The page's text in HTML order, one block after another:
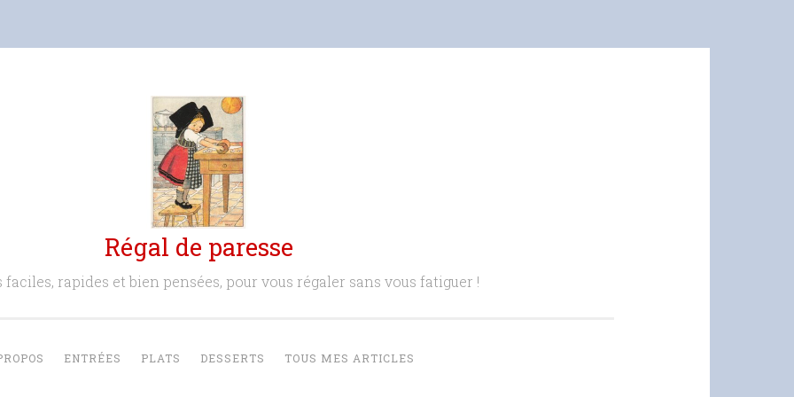
Régal de paresse
faciles, rapides et bien pensées, pour vous régaler sans vous fatiguer !
ENTRÉES PLATS DESSERTS TOUS MES ARTICLES